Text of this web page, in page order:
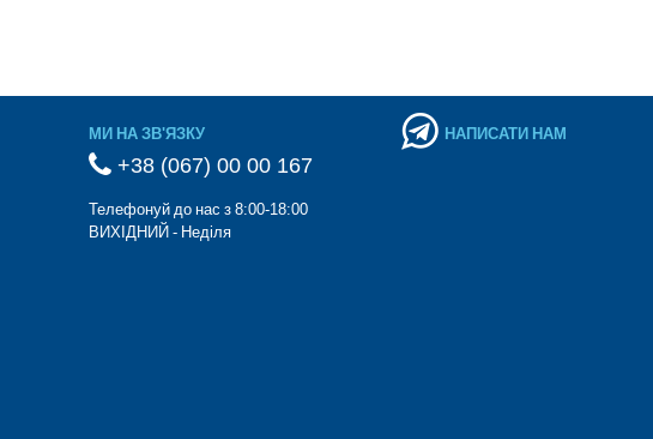
МИ НА ЗВ'ЯЗКУ
+38 (067) 00 00 167
Телефонуй до нас з 8:00-18:00
ВИХІДНИЙ - Неділя
НАПИСАТИ НАМ